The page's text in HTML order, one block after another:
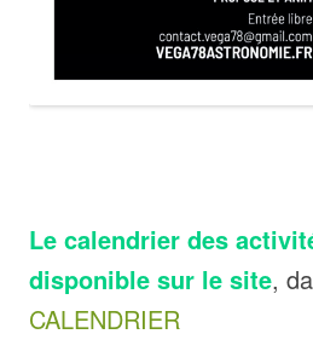
Le calendrier des
disponible sur le site,
CALENDRIER